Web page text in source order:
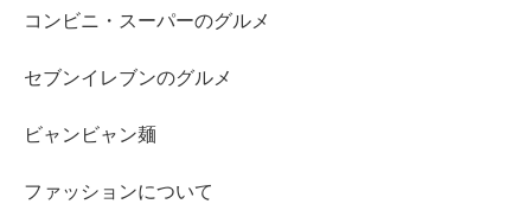
コンビニ・スーパーのグルメ
セブンイレブンのグルメ
ビャンビャン麺
ファッションについて